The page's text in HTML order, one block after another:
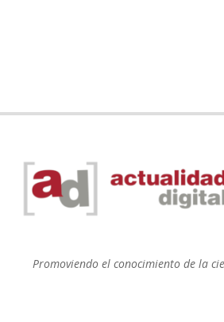
Promoviendo el conocimiento de la